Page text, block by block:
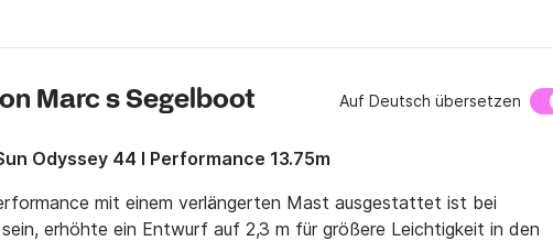
Marc s Segelboot Auf Deutsch übersetzen
Odyssey 44 I Performance 13.75m
mit einem verlängerten Mast ausgestattet ist bei
erhöhte ein Entwurf auf 2,3 m für größere Leichtigkeit in den